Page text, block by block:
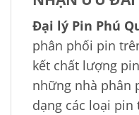
Đại lý Pin Phú
phân phối pin
kết chất lượng
những nhà phân
dạng các loại